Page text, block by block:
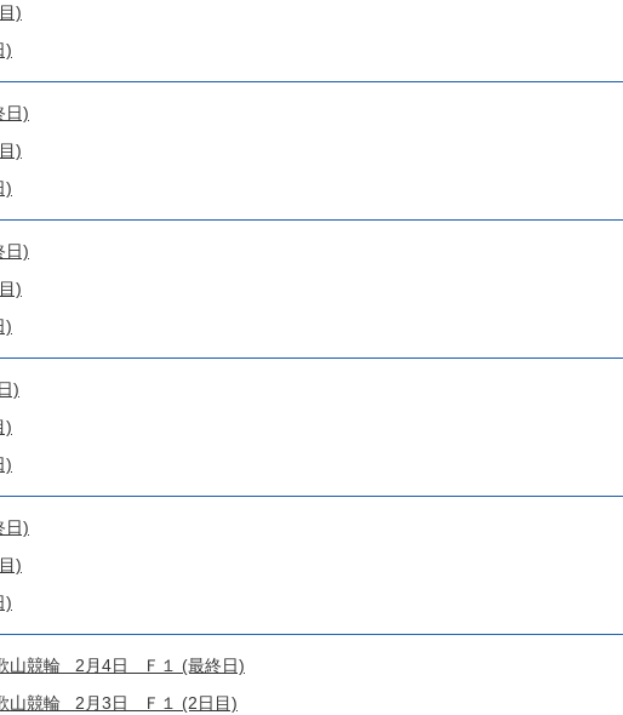
)
)
日)
)
)
日)
)
)
)
)
)
日)
)
)
山競輪 2月4日 Ｆ１ (最終日)
山競輪 2月3日 Ｆ１ (2日目)